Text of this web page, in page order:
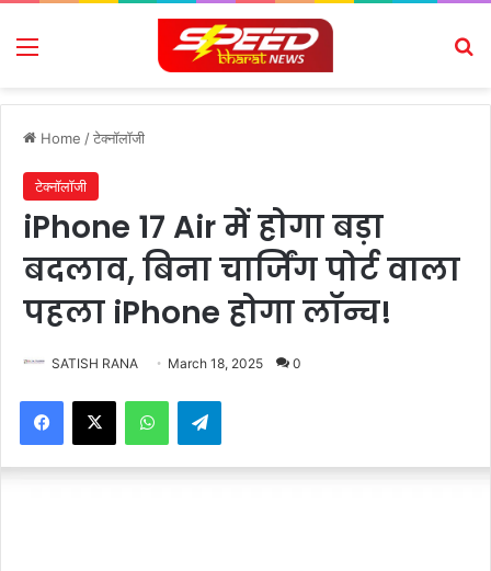
Menu
Home /टेक्नॉलॉजी
टेक्नॉलॉजी
iPhone 17 Air में होगा बड़ा
बदलाव, बिना चार्जिंग पोर्ट वाला
पहला iPhone होगा लॉन्च!
SATISH RANA March 18, 2025 0
Facebook
X WhatsAppTelegram